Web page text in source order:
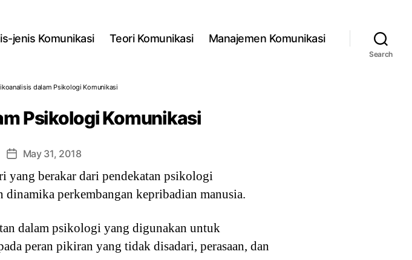
jenis Komunikasi Teori Komunikasi Manajemen Komunikasi
Search
dalam Psikologi Komunikasi
Psikologi Komunikasi
PostMay 31, 2018
yang berakar dari pendekatan psikologi
perkembangan kepribadian manusia.
dalam psikologi yang digunakan untuk
peran pikiran yang tidak disadari, perasaan, dan